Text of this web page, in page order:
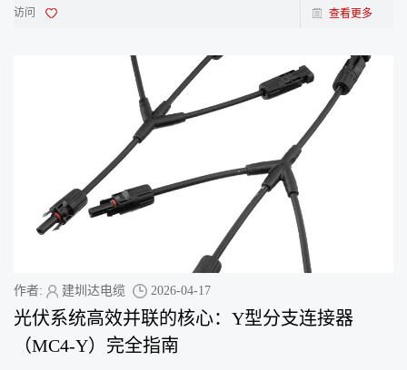
绝缘电缆而言，AS/NZS 5000.1​ 和 AS/NZS 5000.2​ 无疑是两个最常
访问 查看更多
作者: 建圳达电缆 2026-04-17
光伏系统高效并联的核心：Y型分支连接器
（MC4-Y）完全指南